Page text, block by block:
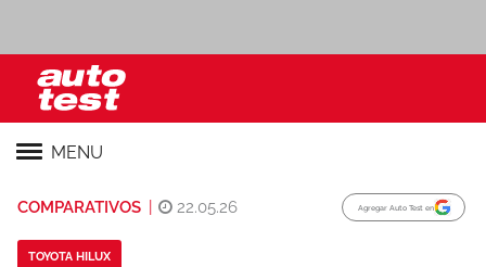
MENU
COMPARATIVOS 22.05.26 Agregar Auto Test en
TOYOTA HILUX